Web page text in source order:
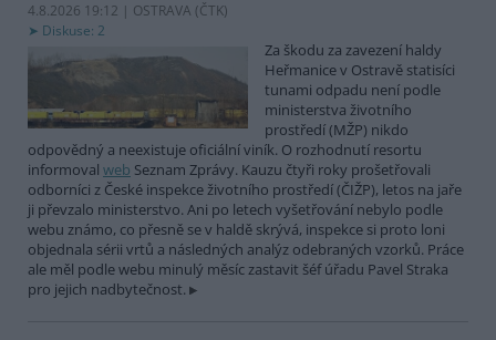
4.8.2026 19:12 | OSTRAVA (ČTK)
Diskuse: 2
Za škodu za zavezení haldy
Heřmanice v Ostravě statisíci
tunami odpadu není podle
ministerstva životního
prostředí (MŽP) nikdo
odpovědný a neexistuje oficiální viník. O rozhodnutí resortu
informoval web Seznam Zprávy. Kauzu čtyři roky prošetřovali
odborníci z České inspekce životního prostředí (ČIŽP), letos na jaře
ji převzalo ministerstvo. Ani po letech vyšetřování nebylo podle
webu známo, co přesně se v haldě skrývá, inspekce si proto loni
objednala sérii vrtů a následných analýz odebraných vzorků. Práce
ale měl podle webu minulý měsíc zastavit šéf úřadu Pavel Straka
pro jejich nadbytečnost.